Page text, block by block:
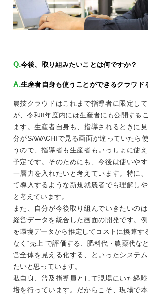
今後、取り組みたいことは何ですか？
生産者自身も使うことができるクラウド
農技クラウドはこれまで指導者に限定し
が、令和8年度内には生産者にも公開する
ます。生産者自身も、指導されるときに
分がSAWACHIで見る画面が違っていたら
うので、指導者も生産者もいっしょに使
予定です。そのためにも、今後は使いや
一層力を入れたいと考えています。特に
て導入するような新規就農者でも理解し
と考えています。
また、自分が今後取り組んでいきたいの
経営データを統合した画面の開発です。
を環境データから推定してコストに換算す
なく“売上”で評価する、肥料代・農薬代な
営全体を見える化する、といったシステ
たいと思っています。
私自身、普及指導員として現場にいた経
培を行っています。だからこそ、現場で